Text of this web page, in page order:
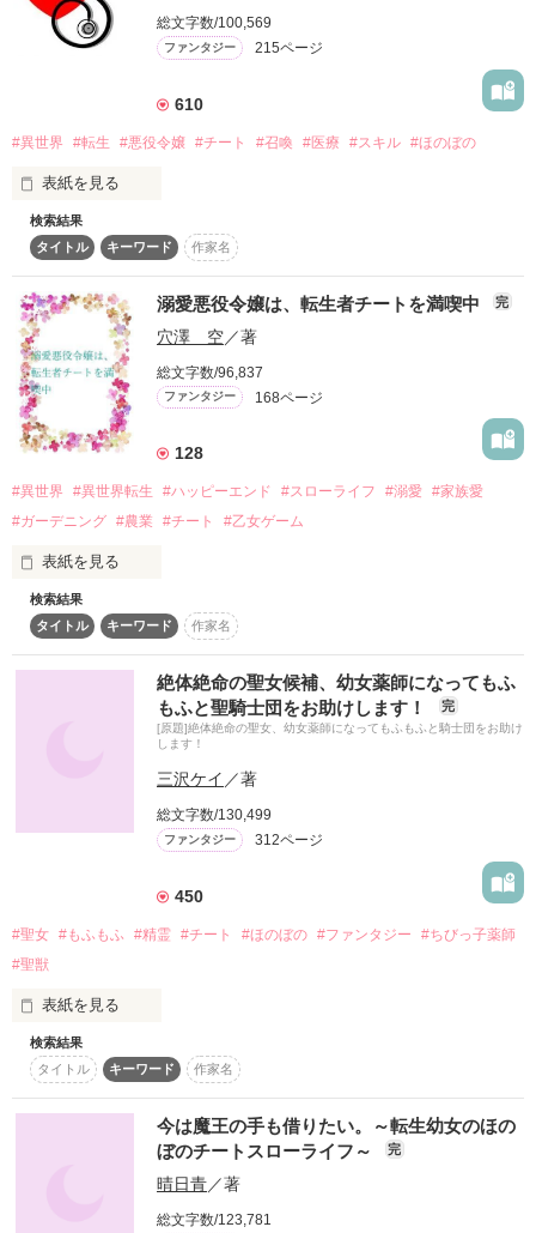
コンテスト
ャレンジ！～
500文字の不気味なテスト、募集中。
200文字でゾッ！こわい短編コンテスト
スターツ出版小説投稿サイト合同企画「1話からの長編大
賞」野いちご！会場
その他の条件
凡そのもの。
そのうえ莉子が現れたのは、竜王が初めて開いた「婚約者候
補」を集めた夜会。しかも口に怪我をした治療として竜王にキ
スをされてしまい、一気に莉子は竜人女性の目の敵にされてし
それでもひっそりと真面目に生きていこうと気を取り直すが、
今度は竜王の子供を産む「運命の花嫁」に選ばれていた。
その「運命の花嫁」とはお腹に「竜王の子供の魂が宿る」とい
うもので、なんと朝起きたらお腹から勝手に子供が話しかけて
『ママ！　早く僕を産んでよ！』
「私に竜王様のお妃様は無理だよ！」
お腹に入ってしまった子供の魂は私をせっつくけど、「運命の
花嫁」だとバレないように必死に隠さなきゃ命がない！
とも心を通わせていくのだが、次々と嫌がらせや命の危険が襲
ってきて――！
これはちょっと不遇な育ちの平凡ヒロインが、知らなかった能
設定はゆるゆるです。他サイトでも重複投稿しています。
た！嬉しかったです！
総文字数/100,569
ファンタジー 215ページ
610
#異世界 #転生 #悪役令嬢 #チート #召喚 #医療 #スキル #ほのぼの
表紙を見る
私、毎日多忙な病棟ナースです。
唯一の楽しみは乙女ゲーム。
推しがいれば生きていけると思っていたのに、
車に轢かれてあっさり死にました。
転生して目覚めたら……
まさかの悪役令嬢になっていました。
神様からもらったスキルは
「こっちでもナースになれと……？」
病棟みたいに忙しすぎるのはもう嫌。
もうすこしゆるゆる過ごしたい。
作品を読む
検索結果
タイトル
キーワード 作家名
溺愛悪役令嬢は、転生者チートを満喫中 完
穴澤 空／著
総文字数/96,837
ファンタジー 168ページ
128
#異世界 #異世界転生 #ハッピーエンド #スローライフ #溺愛
#家族愛
#ガーデニング #農業 #チート #乙女ゲーム
表紙を見る
「おめでとうございます！　乙女ゲーム『ローズガーデンの聖
女』の悪役令嬢に生まれ変わりました」
突然そんなことを『神さま』に告げられたイリス・エーグル
けれど、そんな乙女ゲームしたことがない彼女は、悪役令嬢
になんてなるつもりは勿論ない。
前世の職業であるガーデナーの腕を使い、エーグル辺境伯領
を盛り上げよう！
そう決意した彼女は、神さまにあるチート能力を授けるよう
これで悪役令嬢になんてならずに、領地を盛り立てて幸せに
暮らすんだ！
婚約者にも家族にも溺愛され、幸せに過ごしていくイリス
は、何故だか国を揺るがす何かに巻き込まれ──？？？
最初から最後までハッピー溢れるチートなスローライフを目
指す少女の物語。
※他サイトにも掲載中です
作品を読む
検索結果
タイトル
キーワード 作家名
絶体絶命の聖女候補、幼女薬師になってもふ
もふと聖騎士団をお助けします！
完
[原題]絶体絶命の聖女、幼女薬師になってもふもふと騎士団をお助け
します！
三沢ケイ ／著
総文字数/130,499
ファンタジー 312ページ
450
#聖女 #もふもふ #精霊 #チート #ほのぼの #ファンタジー
#ちびっ子薬師
#聖獣
表紙を見る
※書籍化しました。応援してくださった皆さま、ありがとうご
ざいます！
──偽物と断罪された私が、実は規格外の最強聖女⁉──
アリシアはアリスベン王国という国でひっそりと薬師として生
検索結果
タイトル
キーワード 作家名
今は魔王の手も借りたい。～転生幼女のほの
ぼのチートスローライフ～
完
晴日青／著
総文字数/123,781